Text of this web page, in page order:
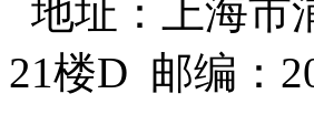
地址：上海市
21楼D 邮编：